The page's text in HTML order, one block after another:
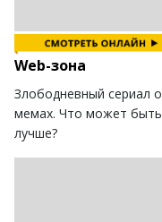
Web-зона
Злободневный сериал о
мемах. Что может быть
лучше?